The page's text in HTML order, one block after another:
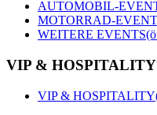
AUTOMOBIL-
MOTORRAD-
WEITERE EVENTS
VIP & HOSPITALITY
VIP & HOSPITALITY